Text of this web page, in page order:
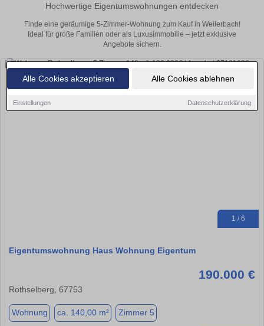
Alle Cookies akzeptieren Alle Cookies ablehnen
Einstellungen Datenschutzerklärung
Hochwertige Eigentumswohnungen entdecken
Finde eine geräumige 5-Zimmer-Wohnung zum Kauf in Weilerbach!
Ideal für große Familien oder als Luxusimmobilie – jetzt exklusive
Angebote sichern.
1 / 6
Eigentumswohnung Haus Wohnung Eigentum
190.000 €
Rothselberg, 67753
Wohnung ca. 140,00 m² Zimmer 5